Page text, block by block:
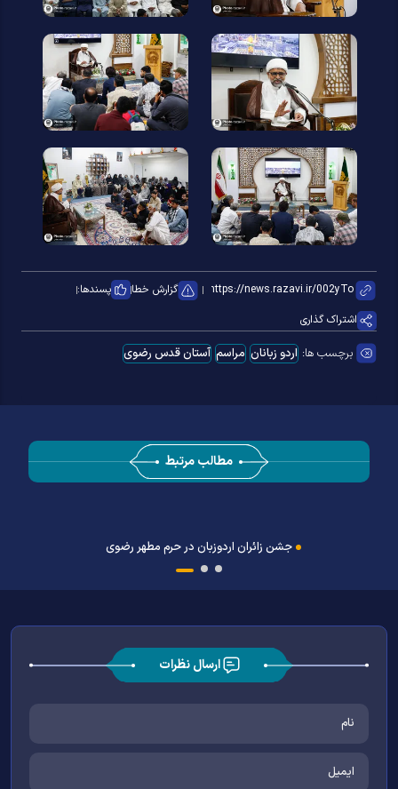
گزارش خطا
پسندها:
اشتراک گذاری
برچسب ها: اردو زبانان مراسم آستان قدس رضوی
مطالب مرتبط
جشن زائران اردوزبان در حرم مطهر رضوی
ارسال نظرات